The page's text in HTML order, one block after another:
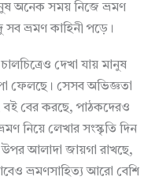
অনেক সময় নিজে ভ্রমণ
সব ভ্রমণ কাহিনী পড়ে।
দেখা যায় মানুষ
ফেলছে। সেসব অভিজ্ঞতা
বই বের করছে, পাঠকদেরও
নিয়ে লেখার সংস্কৃতি দিন
উপর আলাদা জায়গা রাখছে,
ভ্রমণসাহিত্য আরো বেশি